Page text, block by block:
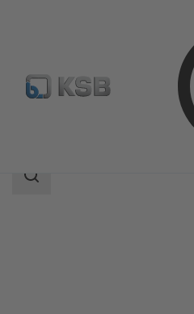
Sökomfattning